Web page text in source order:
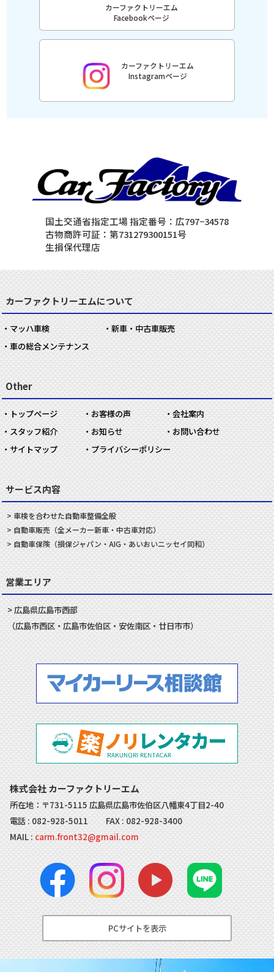
カーファクトリーエム
Facebookページ
カーファクトリーエム
Instagramページ
国土交通省指定工場 指定番号：広797−34578
古物商許可証：第731279300151号
生損保代理店
カーファクトリーエムについて
マッハ車検
新車・中古車販売
車の総合メンテナンス
Other
トップページ お客様の声
会社案内
スタッフ紹介
お知らせ
お問い合わせ
サイトマップ
プライバシーポリシー
サービス内容
車検を合わせた自動車整備全般
自動車販売 （全メーカー新車・中古車対応）
自動車保険（損保ジャパン・AIG・あいおいニッセイ同和）
営業エリア
広島県広島市西部
（広島市西区・ 広島市佐伯区・ 安佐南区・ 廿日市市）
株式会社 カーファクトリーエム
所在地：〒731-5115 広島県広島市佐伯区八幡東4丁目2-40
電話 : 082-928-5011 FAX : 082-928-3400
MAIL : carm.front32@gmail.com
PCサイトを表示